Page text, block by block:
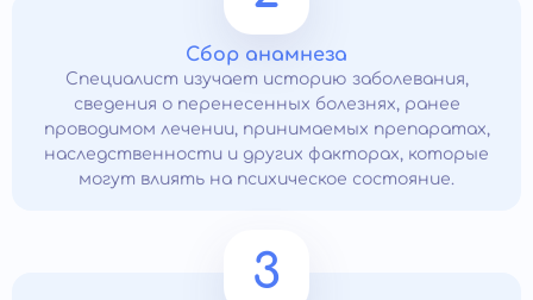
Сбор анамнеза
Специалист изучает историю заболевания,
сведения о перенесенных болезнях, ранее
проводимом лечении, принимаемых препаратах,
наследственности и других факторах, которые
могут влиять на психическое состояние.
3